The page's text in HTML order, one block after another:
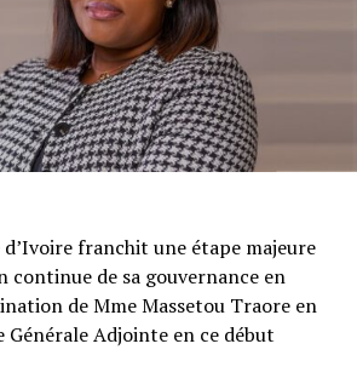
franchit une étape majeure
continue de sa gouvernance en
de Mme Massetou Traore en
Adjointe en ce début